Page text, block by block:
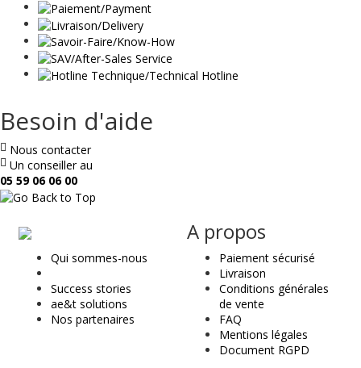
Besoin d'aide
Nous contacter
Un conseiller au
05 59 06 06 00
ae
&
t
Qui sommes-nous
Success stories
ae&t solutions
Nos partenaires
A propos
Paiement sécurisé
Livraison
Conditions générales
de vente
FAQ
Mentions légales
Document RGPD